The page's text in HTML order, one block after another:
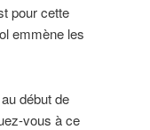
pour cette
emmène les
début de
vous à ce